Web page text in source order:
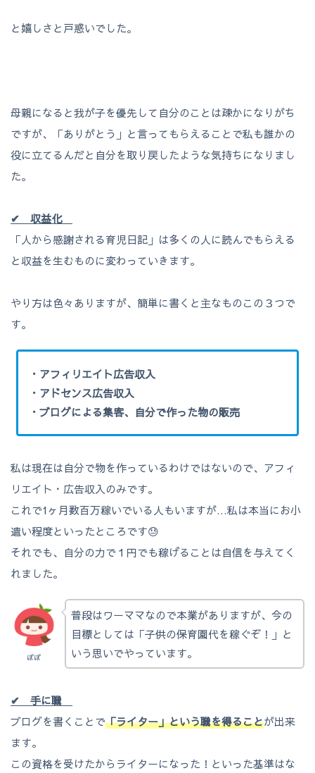
と嬉しさと戸惑いでした。
母親になると我が子を優先して自分のことは疎かになりがち
ですが、「ありがとう」と言ってもらえることで私も誰かの
役に立てるんだと自分を取り戻したような気持ちになりまし
た。
✔ 収益化
「人から感謝される育児日記」は多くの人に読んでもらえる
と収益を生むものに変わっていきます。
やり方は色々ありますが、簡単に書くと主なものこの３つで
す。
・アフィリエイト広告収入
・アドセンス広告収入
・ブログによる集客、自分で作った物の販売
私は現在は自分で物を作っているわけではないので、アフィ
リエイト・広告収入のみです。
これで1ヶ月数百万稼いでいる人もいますが…私は本当にお小
遣い程度といったところです😓
それでも、自分の力で１円でも稼げることは自信を与えてく
れました。
ぽぽ
普段はワーママなので本業がありますが、今の
目標としては「子供の保育園代を稼ぐぞ！」と
いう思いでやっています。
✔ 手に職
ブログを書くことで「ライター」という職を得ることが出来
ます。
この資格を受けたからライターになった！といった基準はな